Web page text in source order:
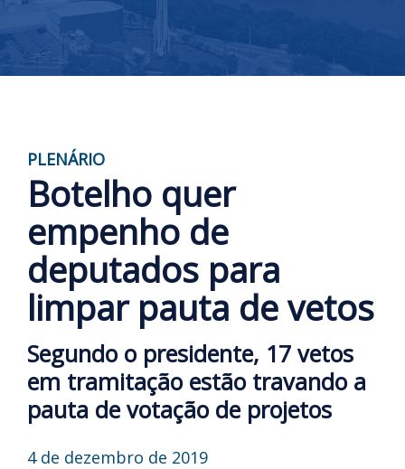
PLENÁRIO
Botelho quer
empenho de
deputados para
limpar pauta de vetos
Segundo o presidente, 17 vetos
em tramitação estão travando a
pauta de votação de projetos
4 de dezembro de 2019